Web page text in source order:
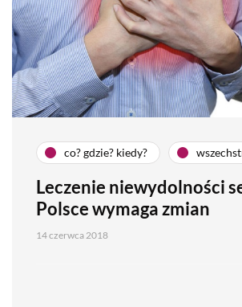
co? gdzie? kiedy?
Leczenie niewydolności
Polsce wymaga zmian
14 czerwca 2018